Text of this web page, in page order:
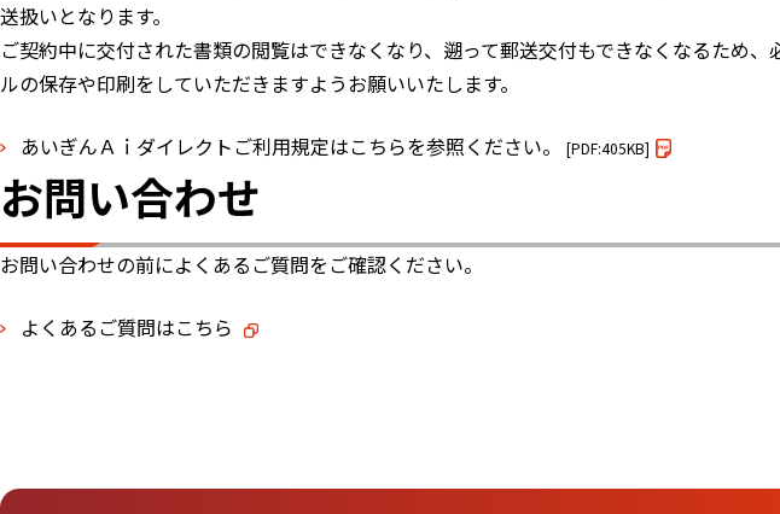
送扱いとなります。
ご契約中に交付された書類の閲覧はできなくなり、遡って郵送交付もできなくなるため、
ルの保存や印刷をしていただきますようお願いいたします。
あいぎんＡｉダイレクトご利用規定はこちらを参照ください。 [PDF:405KB]
お問い合わせ
お問い合わせの前によくあるご質問をご確認ください。
よくあるご質問はこちら